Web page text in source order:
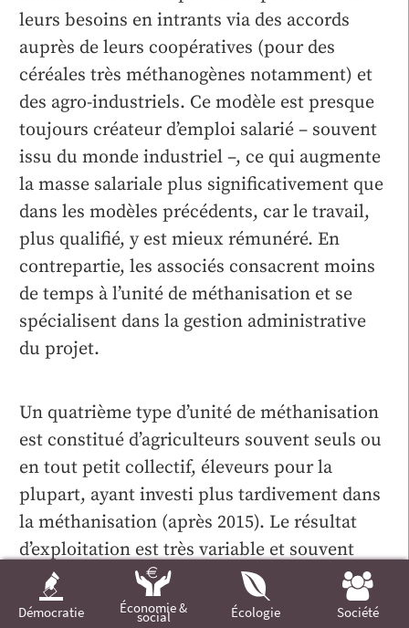
Démocratie Économie &
social Écologie Société
leurs besoins en intrants via des accords
auprès de leurs coopératives (pour des
céréales très méthanogènes notamment) et
des agro-industriels. Ce modèle est presque
toujours créateur d’emploi salarié – souvent
issu du monde industriel –, ce qui augmente
la masse salariale plus significativement que
dans les modèles précédents, car le travail,
plus qualifié, y est mieux rémunéré. En
contrepartie, les associés consacrent moins
de temps à l’unité de méthanisation et se
spécialisent dans la gestion administrative
du projet.
Un quatrième type d’unité de méthanisation
est constitué d’agriculteurs souvent seuls ou
en tout petit collectif, éleveurs pour la
plupart, ayant investi plus tardivement dans
la méthanisation (après 2015). Le résultat
d’exploitation est très variable et souvent
négatif. Le coût de l’investissement est plus
élevé que dans le premier modèle en raison